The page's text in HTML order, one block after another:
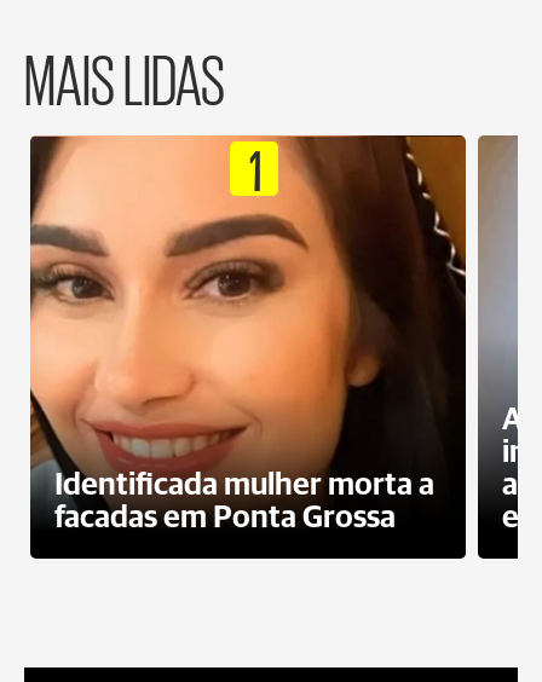
MAIS LIDAS
1
Identificada mulher morta a
facadas em Ponta Grossa